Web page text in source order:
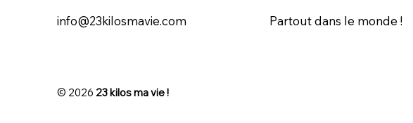
info@23kilosmavie.com Partout dans le monde !
© 2026 23 kilos ma vie !